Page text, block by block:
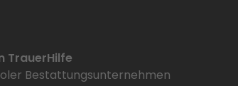
TrauerHilfe
Bestattungsunternehmen